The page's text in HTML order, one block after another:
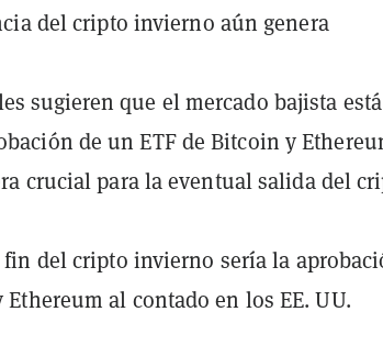
del cripto invierno aún genera
sugieren que el mercado bajista está
de un ETF de Bitcoin y
crucial para la eventual salida del
fin del cripto invierno sería la
al contado en los EE. UU.